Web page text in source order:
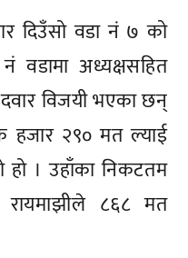
दिउँसो वडा नं ७ को
अध्यक्षसहित
विजयी भएका छन्
हजार २९० मत ल्याई
हो । उहाँका निकटतम
रायमाझीले ८६८ मत